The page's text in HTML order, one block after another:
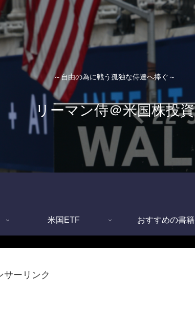
～自由の為に戦う孤独な侍達へ捧ぐ～
リーマン侍＠米国株投資
米国ETF おすすめの書籍
サーリンク